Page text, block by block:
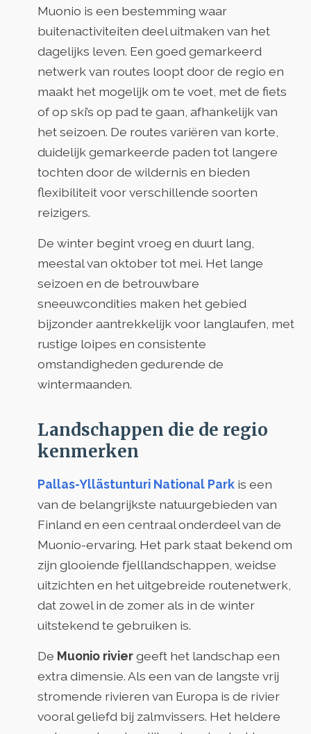
Muonio is een bestemming waar
buitenactiviteiten deel uitmaken van het
dagelijks leven. Een goed gemarkeerd
netwerk van routes loopt door de regio en
maakt het mogelijk om te voet, met de fiets
of op ski’s op pad te gaan, afhankelijk van
het seizoen. De routes variëren van korte,
duidelijk gemarkeerde paden tot langere
tochten door de wildernis en bieden
flexibiliteit voor verschillende soorten
reizigers.
De winter begint vroeg en duurt lang,
meestal van oktober tot mei. Het lange
seizoen en de betrouwbare
sneeuwcondities maken het gebied
bijzonder aantrekkelijk voor langlaufen, met
rustige loipes en consistente
omstandigheden gedurende de
wintermaanden.
Landschappen die de regio
kenmerken
Pallas-Yllästunturi National Park is een
van de belangrijkste natuurgebieden van
Finland en een centraal onderdeel van de
Muonio-ervaring. Het park staat bekend om
zijn glooiende fjelllandschappen, weidse
uitzichten en het uitgebreide routenetwerk,
dat zowel in de zomer als in de winter
uitstekend te gebruiken is.
De Muonio riviergeeft het landschap een
extra dimensie. Als een van de langste vrij
stromende rivieren van Europa is de rivier
vooral geliefd bij zalmvissers. Het heldere